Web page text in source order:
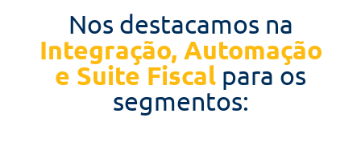
Nos destacamos na
Integração, Automação
e Suite Fiscal para os
segmentos: